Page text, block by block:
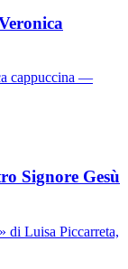
cappuccina —
Signore Gesù
di Luisa Piccarreta,